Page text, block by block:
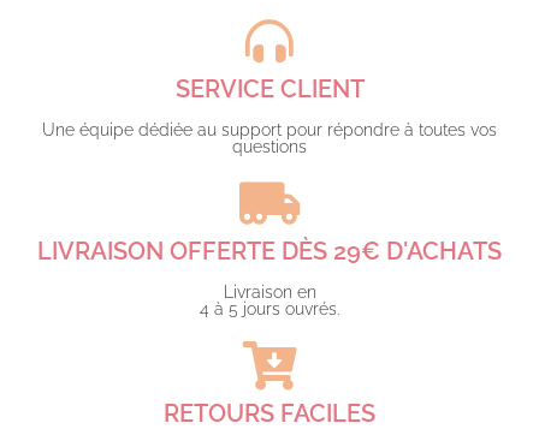
SERVICE CLIENT
Une équipe dédiée au support pour répondre à toutes vos
questions​
LIVRAISON OFFERTE DÈS 29€ D'ACHATS​
Livraison en
4 à 5 jours ouvrés.​
RETOURS FACILES